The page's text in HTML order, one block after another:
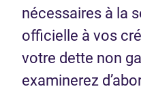
nécessaires à la
officielle à vos
votre dette non
examinerez